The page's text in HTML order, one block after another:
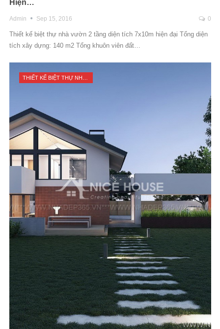
Hiện…
Admin Sep 15, 2016 0
Thiết kế biệt thự nhà vườn 2 tầng diện tích 7x10m hiện đại Tổng diện
tích xây dựng: 140 m2 Tổng khuôn viên đất…